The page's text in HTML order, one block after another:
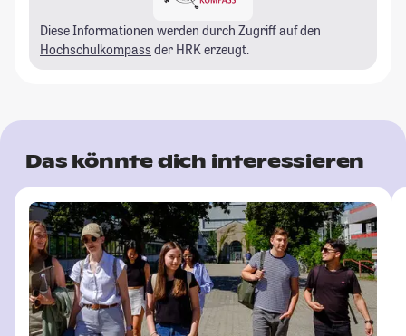
Diese Informationen werden durch Zugriff auf den
Hochschulkompass der HRK erzeugt.
Das könnte dich interessieren